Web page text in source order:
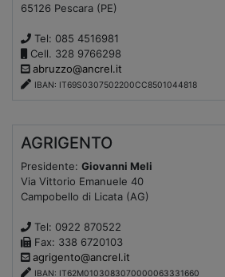
65126 Pescara (PE)
Tel: 085 4516981
Cell. 328 9766298
abruzzo@ancrel.it
IBAN: IT69S0307502200CC8501044818
AGRIGENTO
Presidente: Giovanni Meli
Via Vittorio Emanuele 40
Campobello di Licata (AG)
Tel: 0922 870522
Fax: 338 6720103
agrigento@ancrel.it
IBAN: IT62M0103083070000063331660